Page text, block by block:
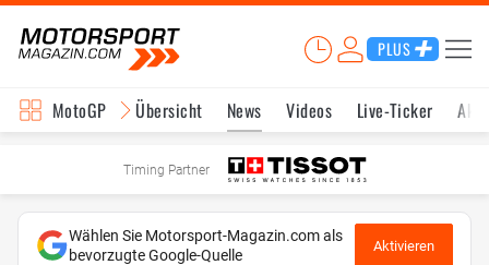
PLUS
MotoGP Übersicht News Videos Live-Ticker
Timing Partner
Wählen Sie Motorsport-Magazin.com als
bevorzugte Google-Quelle
Aktivieren